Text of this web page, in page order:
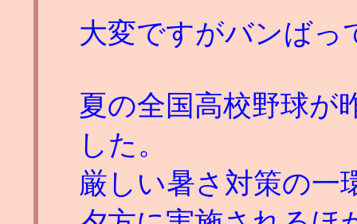
大変ですがバンばっ
夏の全国高校野球が
した。
厳しい暑さ対策の一